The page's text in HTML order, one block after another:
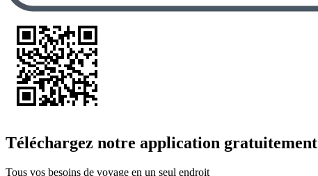
Téléchargez notre application gratuitement
Tous vos besoins de voyage en un seul endroit